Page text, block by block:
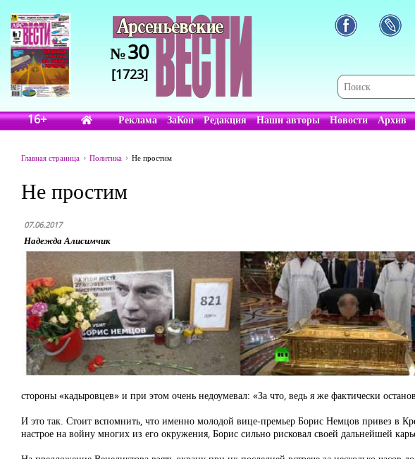
№30
[1723]
16+ Реклама ЗаКон Редакция Наши авторы Новости Архив
Главная страница Политика Не простим
Не простим
07.06.2017
Надежда Алисимчик
стороны «кадыровцев» и при этом очень недоумевал: «За что, ведь я же фактически
И это так. Стоит вспомнить, что именно молодой вице-премьер Борис Немцов привез в
настрое на войну многих из его окружения, Борис сильно рисковал своей дальнейшей